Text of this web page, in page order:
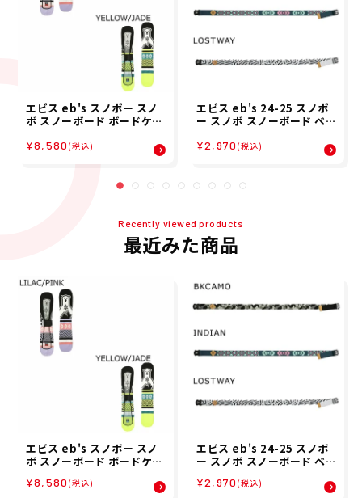
エビス eb's スノボー スノ
ボ スノーボード ボードケー
IT COVER BEAR 4400313
メンズ レディース ユニセッ
¥8,580 (税込)
エビス eb's 24-25 スノボ
ー スノボ スノーボード ベル
LASTIC BELT 4400813
¥2,970 (税込)
Recently viewed products
最近みた商品
エビス eb's スノボー スノ
ボ スノーボード ボードケー
IT COVER BEAR 4400313
¥8,580 (税込)
エビス eb's 24-25 スノボ
ー スノボ スノーボード ベル
LASTIC BELT 4400813
¥2,970 (税込)